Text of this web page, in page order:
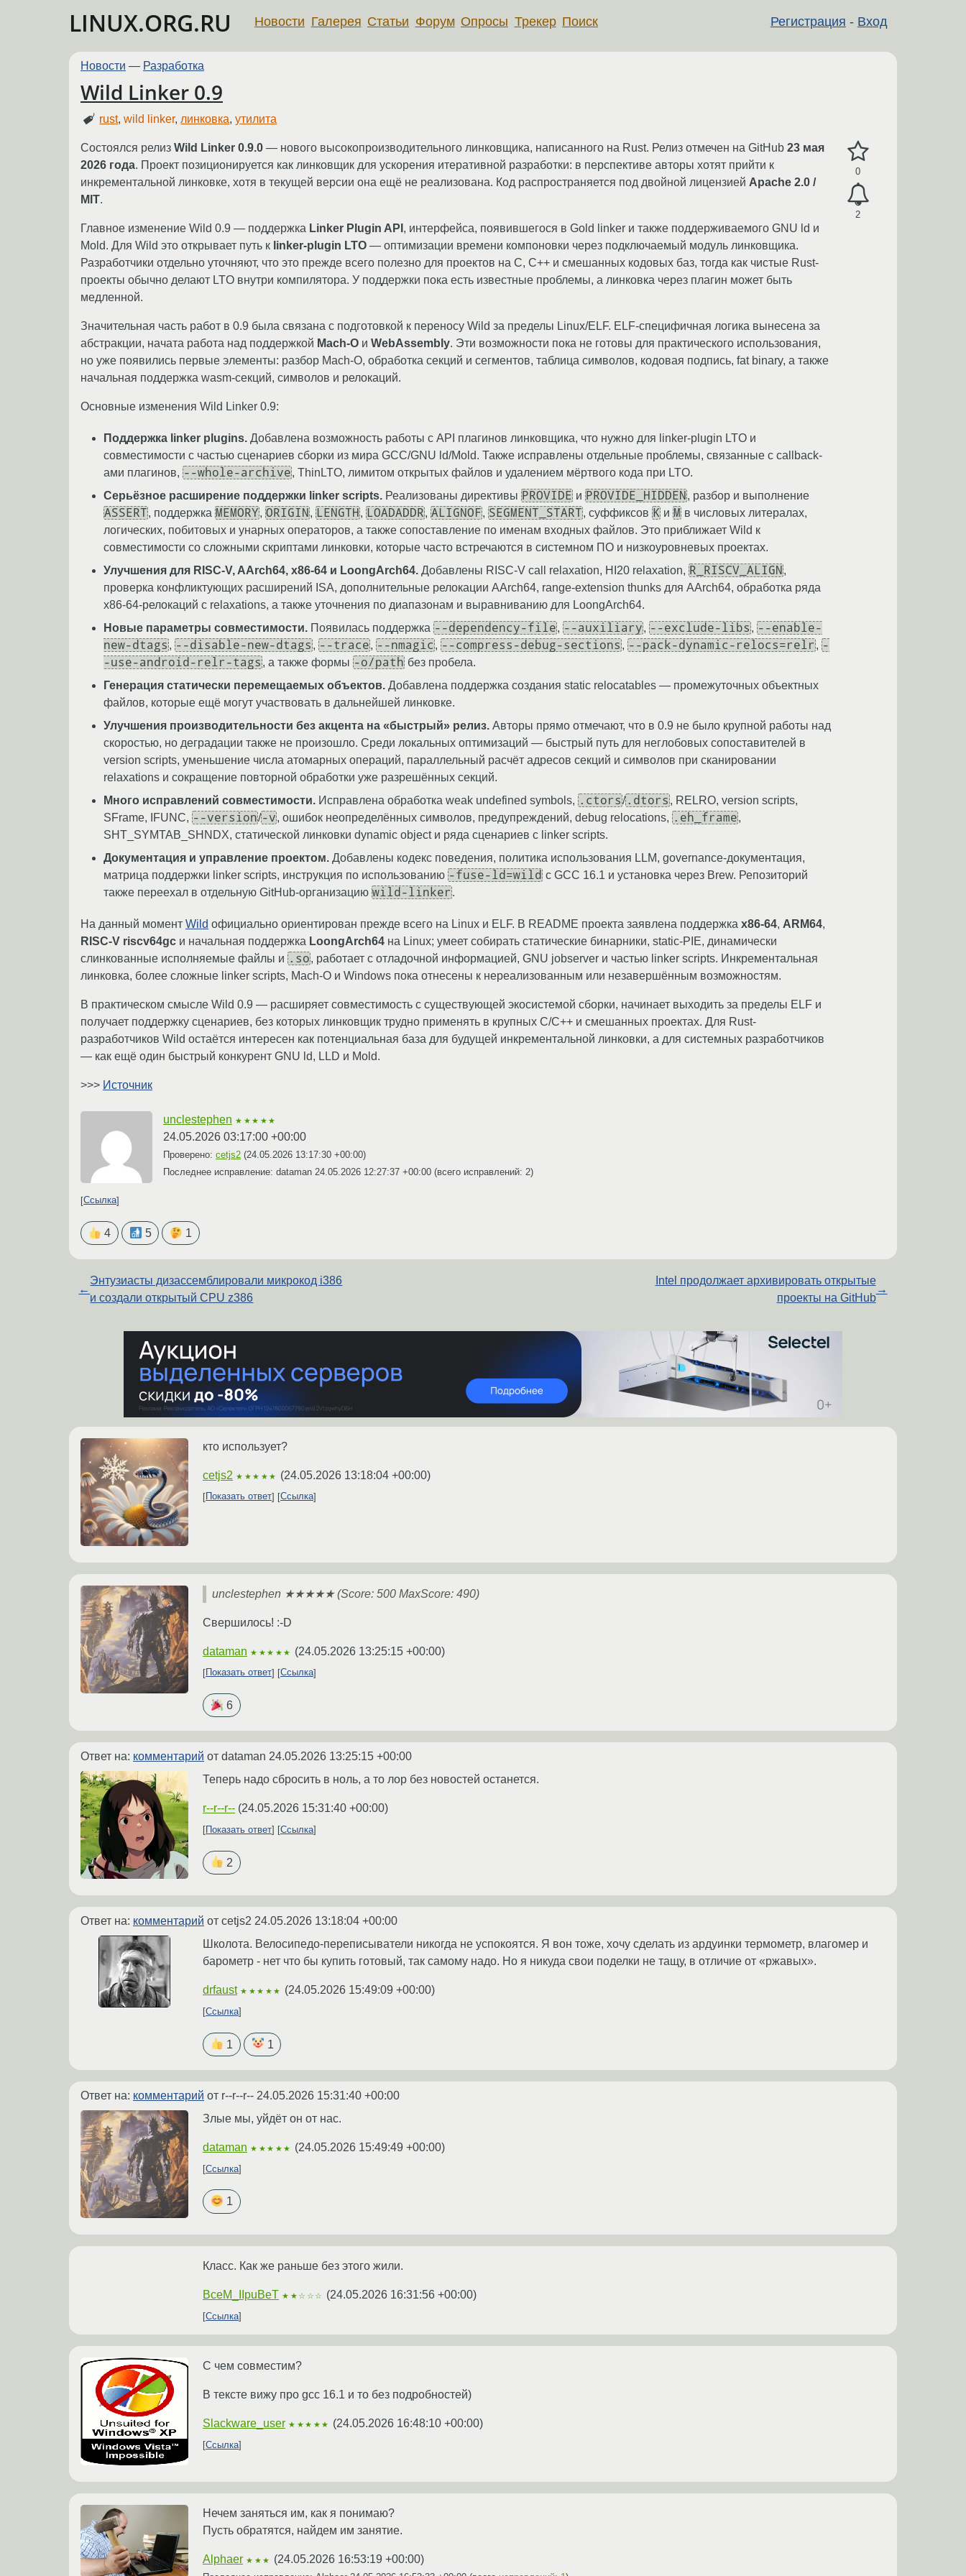
LINUX.ORG.RU Регистрация - Вход
Новости Галерея Статьи Форум Опросы Трекер Поиск
Новости — Разработка
Wild Linker 0.9
rust,wild linker, линковка,утилита
0
2
Состоялся релиз Wild Linker 0.9.0 — нового высокопроизводительного линковщика, написанного на Rust. Релиз отмечен на GitHub 23 мая
2026 года. Проект позиционируется как линковщик для ускорения итеративной разработки: в перспективе авторы хотят прийти к
инкрементальной линковке, хотя в текущей версии она ещё не реализована. Код распространяется под двойной лицензией Apache 2.0 /
MIT.
Главное изменение Wild 0.9 — поддержка Linker Plugin API , интерфейса, появившегося в Gold linker и также поддерживаемого GNU ld и
Mold. Для Wild это открывает путь к linker-plugin LTO — оптимизации времени компоновки через подключаемый модуль линковщика.
Разработчики отдельно уточняют, что это прежде всего полезно для проектов на C, C++ и смешанных кодовых баз, тогда как чистые Rust-
проекты обычно делают LTO внутри компилятора. У поддержки пока есть известные проблемы, а линковка через плагин может быть
медленной.
Значительная часть работ в 0.9 была связана с подготовкой к переносу Wild за пределы Linux/ELF. ELF-специфичная логика вынесена за
абстракции, начата работа над поддержкой Mach-O и WebAssembly. Эти возможности пока не готовы для практического использования,
но уже появились первые элементы: разбор Mach-O, обработка секций и сегментов, таблица символов, кодовая подпись, fat binary, а также
начальная поддержка wasm-секций, символов и релокаций.
Основные изменения Wild Linker 0.9:
Поддержка linker plugins. Добавлена возможность работы с API плагинов линковщика, что нужно для linker-plugin LTO и
совместимости с частью сценариев сборки из мира GCC/GNU ld/Mold. Также исправлены отдельные проблемы, связанные с callback-
ами плагинов, --whole-archive, ThinLTO, лимитом открытых файлов и удалением мёртвого кода при LTO.
Серьёзное расширение поддержки linker scripts. Реализованы директивы PROVIDE и PROVIDE_HIDDEN, разбор и выполнение
ASSERT, поддержка MEMORY, ORIGIN, LENGTH, LOADADDR, ALIGNOF, SEGMENT_START, суффиксов K и M в числовых литералах,
логических, побитовых и унарных операторов, а также сопоставление по именам входных файлов. Это приближает Wild к
совместимости со сложными скриптами линковки, которые часто встречаются в системном ПО и низкоуровневых проектах.
Улучшения для RISC-V, AArch64, x86-64 и LoongArch64. Добавлены RISC-V call relaxation, HI20 relaxation, R_RISCV_ALIGN,
проверка конфликтующих расширений ISA, дополнительные релокации AArch64, range-extension thunks для AArch64, обработка ряда
x86-64-релокаций с relaxations, а также уточнения по диапазонам и выравниванию для LoongArch64.
Новые параметры совместимости. Появилась поддержка --dependency-file, --auxiliary, --exclude-libs , --enable-
new-dtags , --disable-new-dtags , --trace, --nmagic , --compress-debug-sections , --pack-dynamic-relocs=relr , -
-use-android-relr-tags , а также формы -o/path без пробела.
Генерация статически перемещаемых объектов. Добавлена поддержка создания static relocatables — промежуточных объектных
файлов, которые ещё могут участвовать в дальнейшей линковке.
Улучшения производительности без акцента на «быстрый» релиз. Авторы прямо отмечают, что в 0.9 не было крупной работы над
скоростью, но деградации также не произошло. Среди локальных оптимизаций — быстрый путь для неглобовых сопоставителей в
version scripts, уменьшение числа атомарных операций, параллельный расчёт адресов секций и символов при сканировании
relaxations и сокращение повторной обработки уже разрешённых секций.
Много исправлений совместимости. Исправлена обработка weak undefined symbols, .ctors/ .dtors , RELRO, version scripts,
SFrame, IFUNC, --version/-v, ошибок неопределённых символов, предупреждений, debug relocations, .eh_frame,
SHT_SYMTAB_SHNDX, статической линковки dynamic object и ряда сценариев с linker scripts.
Документация и управление проектом. Добавлены кодекс поведения, политика использования LLM, governance-документация,
матрица поддержки linker scripts, инструкция по использованию -fuse-ld=wild с GCC 16.1 и установка через Brew. Репозиторий
также переехал в отдельную GitHub-организацию wild-linker .
На данный момент Wild официально ориентирован прежде всего на Linux и ELF. В README проекта заявлена поддержка x86-64, ARM64,
RISC-V riscv64gc и начальная поддержка LoongArch64 на Linux; умеет собирать статические бинарники, static-PIE, динамически
слинкованные исполняемые файлы и .so, работает с отладочной информацией, GNU jobserver и частью linker scripts. Инкрементальная
линковка, более сложные linker scripts, Mach-O и Windows пока отнесены к нереализованным или незавершённым возможностям.
В практическом смысле Wild 0.9 — расширяет совместимость с существующей экосистемой сборки, начинает выходить за пределы ELF и
получает поддержку сценариев, без которых линковщик трудно применять в крупных C/C++ и смешанных проектах. Для Rust-
разработчиков Wild остаётся интересен как потенциальная база для будущей инкрементальной линковки, а для системных разработчиков
— как ещё один быстрый конкурент GNU ld, LLD и Mold.
>>> Источник
unclestephen ★★★★★
24.05.2026 03:17:00 +00:00
Проверено: cetjs2 (24.05.2026 13:17:30 +00:00)
Последнее исправление: dataman 24.05.2026 12:27:37 +00:00 (всего исправлений: 2)
Ссылка
4 5 1
←
Энтузиасты дизассемблировали микрокод i386
и создали открытый CPU z386
Intel продолжает архивировать открытые
проекты на GitHub
→
кто использует?
cetjs2 ★★★★★ (24.05.2026 13:18:04 +00:00)
Показать ответ Ссылка
unclestephen ★★★★★ (Score: 500 MaxScore: 490)
Свершилось! :-D
dataman ★★★★★ (24.05.2026 13:25:15 +00:00)
Показать ответ Ссылка
6
Ответ на: комментарий от dataman 24.05.2026 13:25:15 +00:00
Теперь надо сбросить в ноль, а то лор без новостей останется.
r--r--r-- (24.05.2026 15:31:40 +00:00)
Показать ответ Ссылка
2
Ответ на: комментарий от cetjs2 24.05.2026 13:18:04 +00:00
Школота. Велосипедо-переписыватели никогда не успокоятся. Я вон тоже, хочу сделать из ардуинки термометр, влагомер и
барометр - нет что бы купить готовый, так самому надо. Но я никуда свои поделки не тащу, в отличие от «ржавых».
drfaust ★★★★★ (24.05.2026 15:49:09 +00:00)
Ссылка
1 1
Ответ на: комментарий от r--r--r-- 24.05.2026 15:31:40 +00:00
Злые мы, уйдёт он от нас.
dataman ★★★★★ (24.05.2026 15:49:49 +00:00)
Ссылка
1
Класс. Как же раньше без этого жили.
BceM_IIpuBeT ★★☆☆☆ (24.05.2026 16:31:56 +00:00)
Ссылка
С чем совместим?
В тексте вижу про gcc 16.1 и то без подробностей)
Slackware_user ★★★★★ (24.05.2026 16:48:10 +00:00)
Ссылка
Нечем заняться им, как я понимаю?
Пусть обратятся, найдем им занятие.
Alphaer ★★★ (24.05.2026 16:53:19 +00:00)